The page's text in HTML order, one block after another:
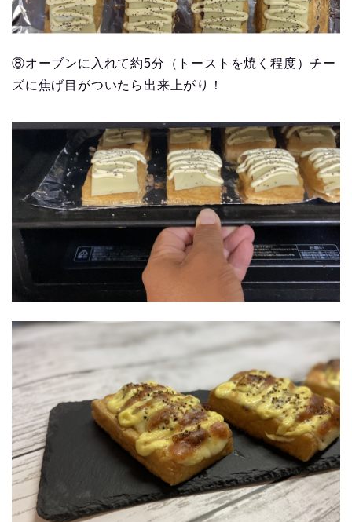
⑧オーブンに入れて約5分（トーストを焼く程度）チー
ズに焦げ目がついたら出来上がり！